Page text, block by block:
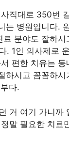
직대로 350번
는 병원입니다.
분야도 잘하
. 1인 의사제로
편한 치유는
하시고 꼼꼼하
다.
거 여기 가니
말 필요한 치료